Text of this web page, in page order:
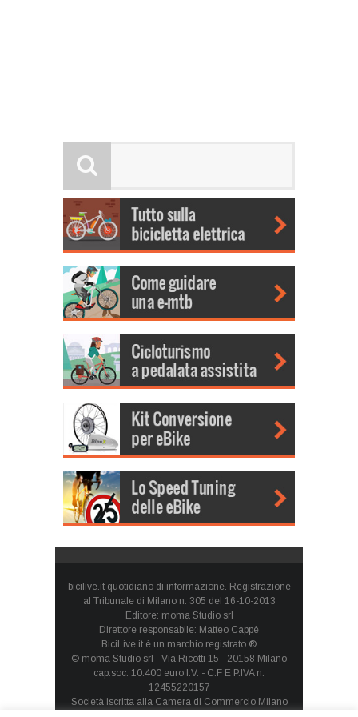
bicilive.it quotidiano di informazione. Registrazione
al Tribunale di Milano n. 305 del 16-10-2013
Editore: moma Studio srl
Direttore responsabile: Matteo Cappè
BiciLive.it è un marchio registrato ®
© moma Studio srl - Via Ricotti 15 - 20158 Milano
cap.soc. 10.400 euro I.V. - C.F E P.IVA n.
12455220157
Società iscritta alla Camera di Commercio Milano